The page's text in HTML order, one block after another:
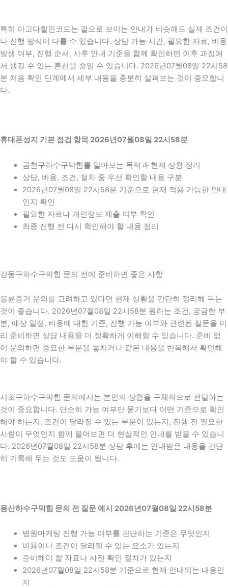
특히 아고다할인코드는 겉으로 보이는 안내가 비슷해도 실제 조건이
나 진행 방식이 다를 수 있습니다. 상담 가능 시간, 필요한 자료, 비용
발생 여부, 진행 순서, 사후 안내 기준을 함께 확인하면 이후 과정에
서 생길 수 있는 혼선을 줄일 수 있습니다. 2026년07월08일 22시58
분 처음 확인 단계에서 세부 내용을 충분히 살펴보는 것이 중요합니
다.
휴대폰성지 기본 점검 항목 2026년07월08일 22시58분
금천구하수구막힘를 알아보는 목적과 현재 상황 정리
상담, 비용, 조건, 절차 중 우선 확인할 내용 구분
2026년07월08일 22시58분 기준으로 현재 적용 가능한 안내
인지 확인
필요한 자료나 개인정보 제출 여부 확인
최종 진행 전 다시 확인해야 할 내용 정리
강동구하수구막힘 문의 전에 준비하면 좋은 사항
불륜증거 문의를 고려하고 있다면 현재 상황을 간단히 정리해 두는
것이 좋습니다. 2026년07월08일 22시58분 원하는 조건, 궁금한 부
분, 예상 일정, 비용에 대한 기준, 진행 가능 여부와 관련된 질문을 미
리 준비하면 상담 내용을 더 정확하게 이해할 수 있습니다. 준비 없
이 문의하면 중요한 부분을 놓치거나 같은 내용을 반복해서 확인해
야 할 수 있습니다.
서초구하수구막힘 문의에서는 본인의 상황을 구체적으로 전달하는
것이 중요합니다. 단순히 가능 여부만 묻기보다 어떤 기준으로 확인
해야 하는지, 조건이 달라질 수 있는 부분이 있는지, 진행 전 필요한
사항이 무엇인지 함께 물어보면 더 현실적인 안내를 받을 수 있습니
다. 2026년07월08일 22시58분 상담 후에는 안내받은 내용을 간단
히 기록해 두는 것도 도움이 됩니다.
용산하수구막힘 문의 전 질문 예시 2026년07월08일 22시58분
병원마케팅 진행 가능 여부를 판단하는 기준은 무엇인지
비용이나 조건이 달라질 수 있는 요소가 있는지
준비해야 할 자료나 사전 확인 절차가 있는지
2026년07월08일 22시58분 기준으로 현재 안내되는 내용인
지